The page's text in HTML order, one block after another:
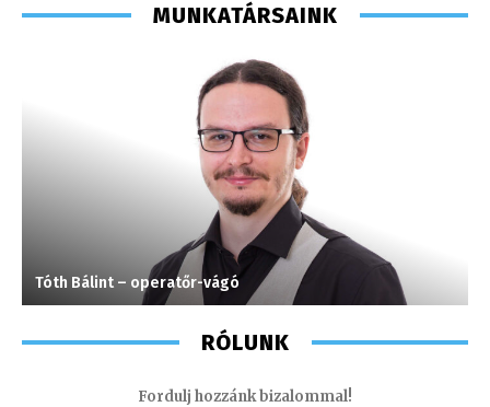
MUNKATÁRSAINK
Tóth Bálint – operatőr-vágó
RÓLUNK
Fordulj hozzánk bizalommal!